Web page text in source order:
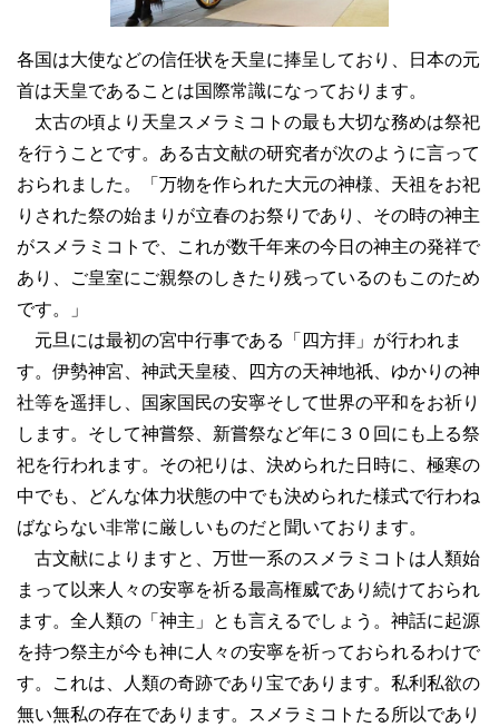
各国は大使などの信任状を天皇に捧呈しており、日本の元
首は天皇であることは国際常識になっております。
太古の頃より天皇スメラミコトの最も大切な務めは祭祀
を行うことです。ある古文献の研究者が次のように言って
おられました。「万物を作られた大元の神様、天祖をお祀
りされた祭の始まりが立春のお祭りであり、その時の神主
がスメラミコトで、これが数千年来の今日の神主の発祥で
あり、ご皇室にご親祭のしきたり残っているのもこのため
です。」
元旦には最初の宮中行事である「四方拝」が行われま
す。伊勢神宮、神武天皇稜、四方の天神地祇、ゆかりの神
社等を遥拝し、国家国民の安寧そして世界の平和をお祈り
します。そして神嘗祭、新嘗祭など年に３０回にも上る祭
祀を行われます。その祀りは、決められた日時に、極寒の
中でも、どんな体力状態の中でも決められた様式で行わね
ばならない非常に厳しいものだと聞いております。
古文献によりますと、万世一系のスメラミコトは人類始
まって以来人々の安寧を祈る最高権威であり続けておられ
ます。全人類の「神主」とも言えるでしょう。神話に起源
を持つ祭主が今も神に人々の安寧を祈っておられるわけで
す。これは、人類の奇跡であり宝であります。私利私欲の
無い無私の存在であります。スメラミコトたる所以であり